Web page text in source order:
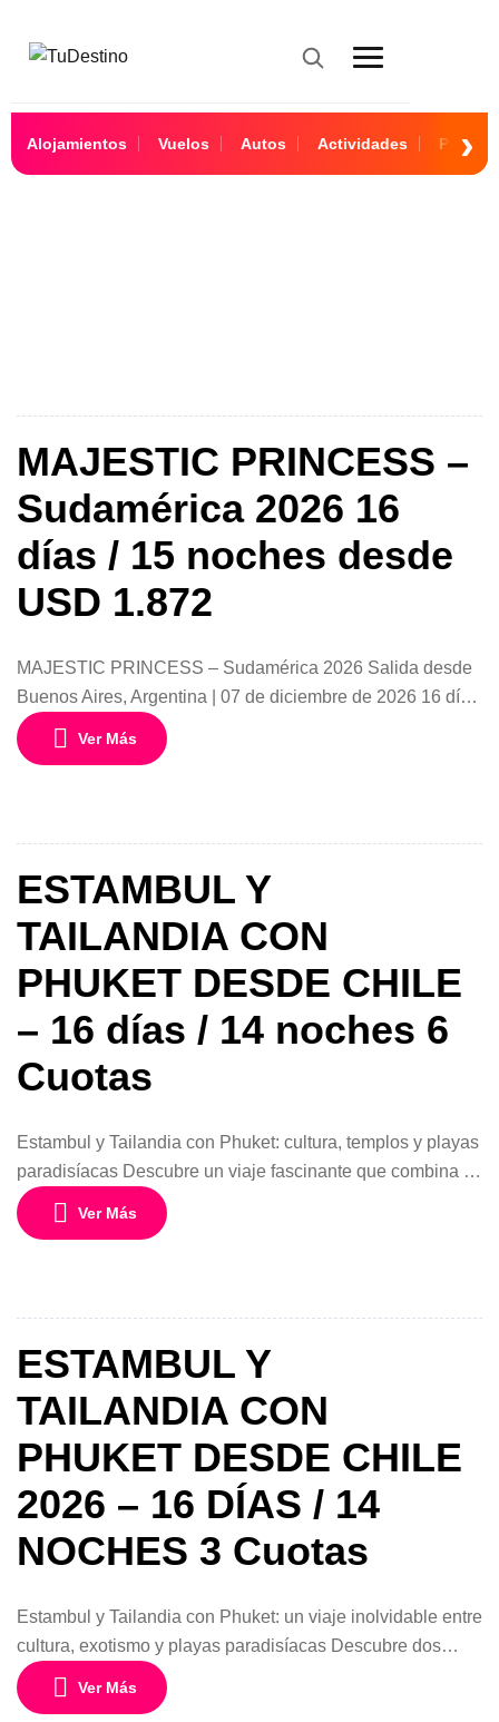
Alojamientos Vuelos Autos Actividades
MAJESTIC PRINCESS –
Sudamérica 2026 16
días / 15 noches desde
USD 1.872
MAJESTIC PRINCESS – Sudamérica 2026 Salida desde
Buenos Aires, Argentina | 07 de diciembre de 2026 16 días
/ 15 noches desde USD 1.872 por persona en
acomodación doble Interior GTY Descubre los paisajes
modernos de Princess […]
Ver Más
ESTAMBUL Y
TAILANDIA CON
PHUKET DESDE CHILE
– 16 días / 14 noches 6
Cuotas
Estambul y Tailandia con Phuket: cultura, templos y playas
paradisíacas Descubre un viaje fascinante que combina la
magia de Turquía con los paisajes exóticos de Tailandia
en este espectacular programa de 16 días y 14 noches
mercados tradicionales y playas tropicales en […]
Ver Más
ESTAMBUL Y
TAILANDIA CON
PHUKET DESDE CHILE
2026 – 16 DÍAS / 14
NOCHES 3 Cuotas
Estambul y Tailandia con Phuket: un viaje inolvidable entre
cultura, exotismo y playas paradisíacas Descubre dos
destinos fascinantes en un solo viaje diseñado para
quienes buscan experiencias auténticas, cultura milenaria,
Ver Más